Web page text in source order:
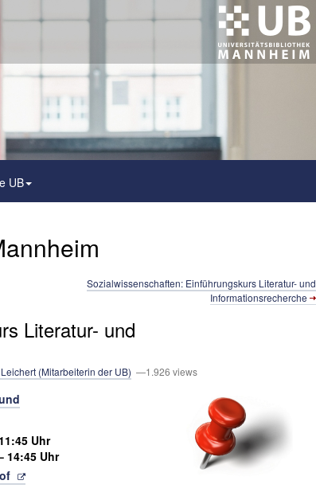
UB
Sozialwissenschaften: Einführungskurs Literatur- und
Informationsrecherche
Literatur- und
(Mitarbeiterin der UB) —1.926 views
Uhr
14:45 Uhr